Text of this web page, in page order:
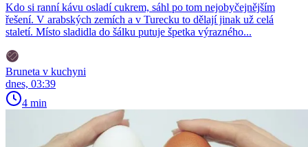
Kdo si ranní kávu osladí cukrem, sáhl po tom nejobyčejnějším
řešení. V arabských zemích a v Turecku to dělají jinak už celá
staletí. Místo sladidla do šálku putuje špetka výrazného...
Bruneta v kuchyni
dnes, 03:39
4 min